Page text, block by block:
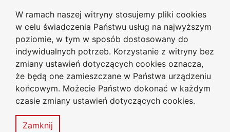
W ramach naszej witryny stosujemy pliki cookies
w celu świadczenia Państwu usług na najwyższym
poziomie, w tym w sposób dostosowany do
indywidualnych potrzeb. Korzystanie z witryny bez
zmiany ustawień dotyczących cookies oznacza,
że będą one zamieszczane w Państwa urządzeniu
końcowym. Możecie Państwo dokonać w każdym
czasie zmiany ustawień dotyczących cookies.
Zamknij
Przejdź do głównego menu
Przejdź do treści
Przejdź do wyszukiwarki
Przejdź do mapy serwisu
Biblioteka Uniwersytecka
Uniwersytetu Jana Długosza
w Częstochowie
Deklaracja
dostępności
Mapa
serwisu
MENU